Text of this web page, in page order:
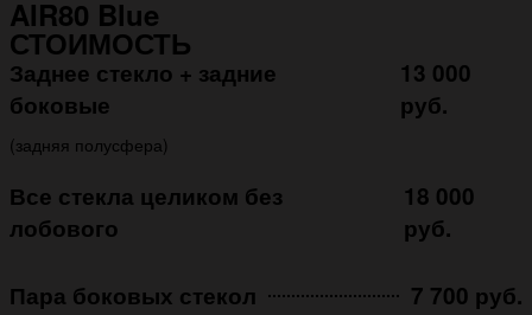
AIR80 Blue
СТОИМОСТЬ
Заднее стекло + задние
боковые
13 000
руб.
(задняя полусфера)
Все стекла целиком без
лобового
18 000
руб.
Пара боковых стекол 7 700 руб.